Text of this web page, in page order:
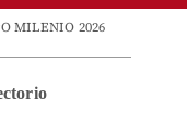
MILENIO 2026